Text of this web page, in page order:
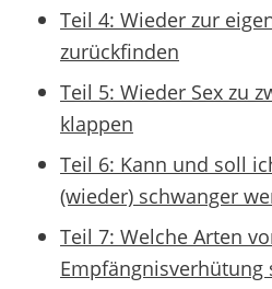
Teil 4: Wieder zur
zurückfinden
Teil 5: Wieder Sex zu
klappen
Teil 6: Kann und soll
(wieder) schwanger
Teil 7: Welche Arten